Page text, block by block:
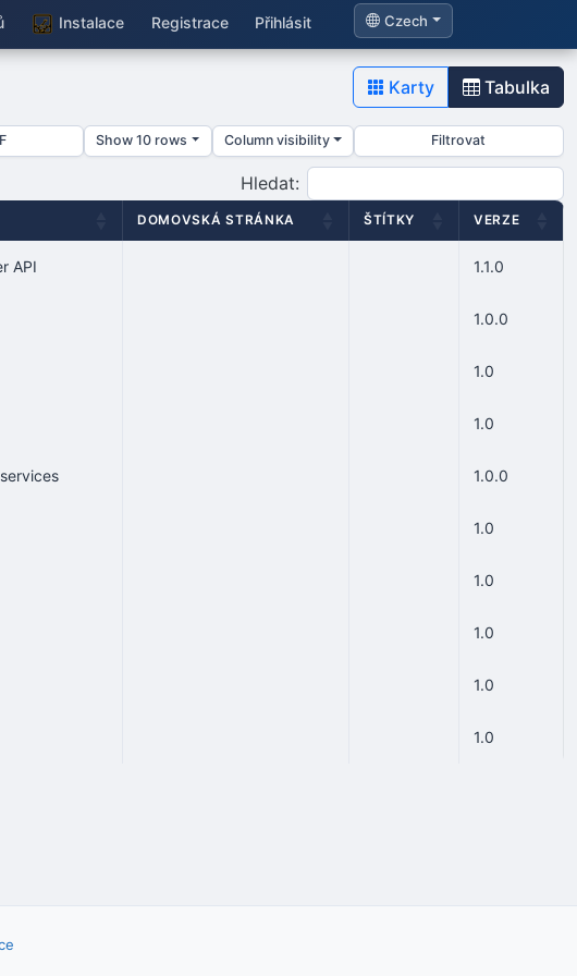
Instalace Registrace Přihlásit Czech
Karty Tabulka
Show 10 rows Column visibility Filtrovat
Hledat:
DOMOVSKÁ STRÁNKA ŠTÍTKY VERZE
API 1.1.0
1.0.0
1.0
1.0
1.0.0
1.0
1.0
1.0
1.0
1.0